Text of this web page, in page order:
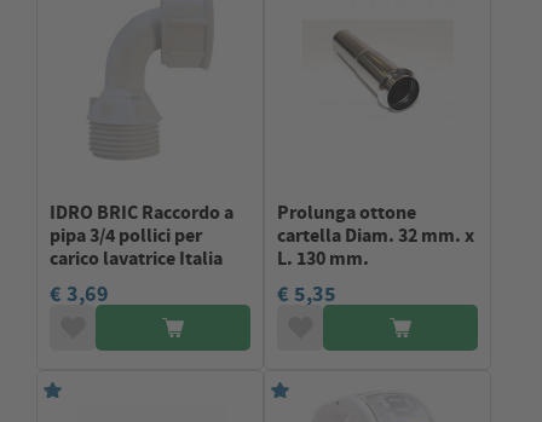
IDRO BRIC Raccordo a
pipa 3/4 pollici per
carico lavatrice Italia
€ 3,69
Prolunga ottone
cartella Diam. 32 mm. x
L. 130 mm.
€ 5,35